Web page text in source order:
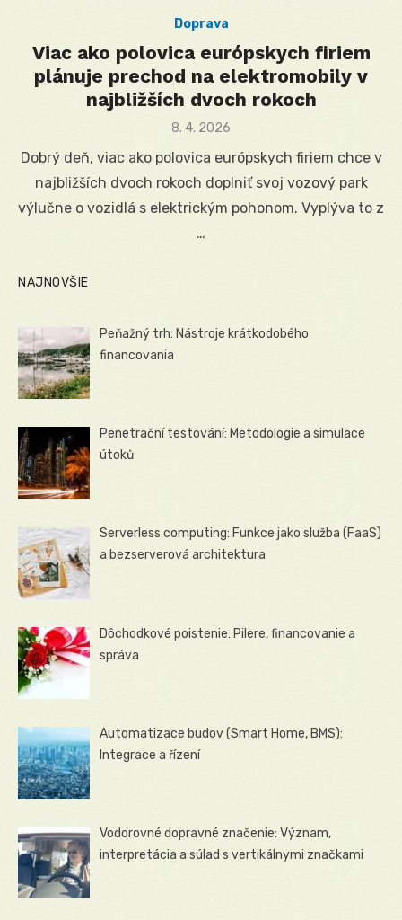
Doprava
Viac ako polovica európskych firiem
plánuje prechod na elektromobily v
najbližších dvoch rokoch
Posted
8. 4. 2026
Dobrý deň, viac ako polovica európskych firiem chce v
najbližších dvoch rokoch doplniť svoj vozový park
výlučne o vozidlá s elektrickým pohonom. Vyplýva to z
…
NAJNOVŠIE
Peňažný trh: Nástroje krátkodobého
financovania
Penetrační testování: Metodologie a simulace
útoků
Serverless computing: Funkce jako služba (FaaS)
a bezserverová architektura
Dôchodkové poistenie: Pilere, financovanie a
správa
Automatizace budov (Smart Home, BMS):
Integrace a řízení
Vodorovné dopravné značenie: Význam,
interpretácia a súlad s vertikálnymi značkami